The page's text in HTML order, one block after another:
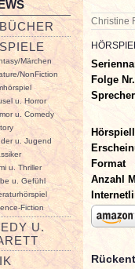
Märchen
NonFiction
u. Horror
u. Comedy
u. Jugend
u. Thriller
u. Gefühl
Fiction
U.
Christine
Folge Nr.
Sprecher
Format
Anzahl